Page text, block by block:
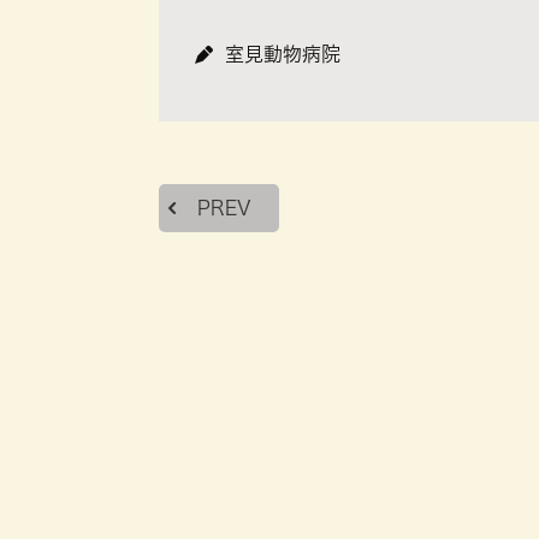
室見動物病院
PREV